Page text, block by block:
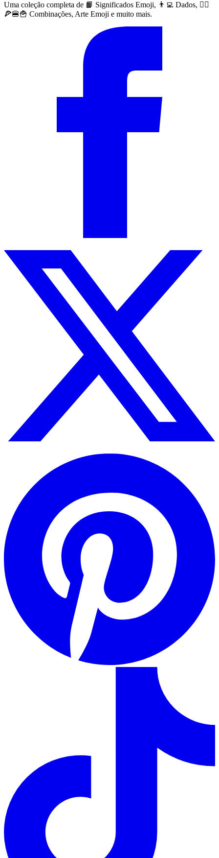
Uma coleção completa de 📙 Significados Emoji, 👨‍💻 Dados, 🙅‍♀️
🍕🍔🍟 Combinações, Arte Emoji e muito mais.